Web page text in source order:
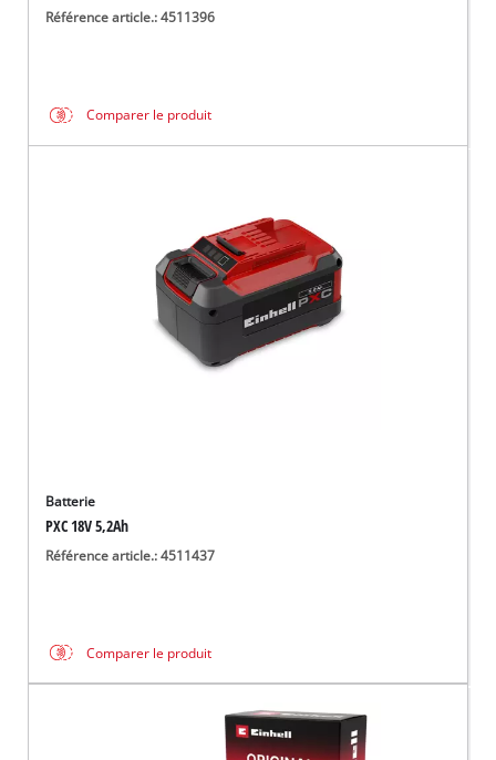
Référence article.: 4511396
Comparer le produit
Batterie
PXC 18V 5,2Ah
Référence article.: 4511437
Comparer le produit